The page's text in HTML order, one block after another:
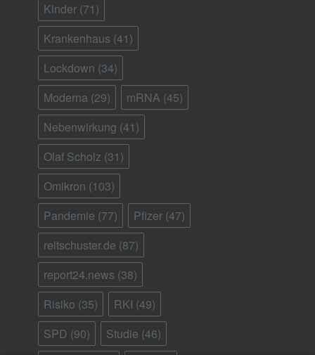
Kinder (71)
Krankenhaus (41)
Lockdown (34)
Moderna (29) mRNA (45)
Nebenwirkung (41)
Olaf Scholz (31)
Omikron (103)
Pandemie (77) Pfizer (47)
reitschuster.de (87)
report24.news (38)
Risiko (35) RKI (49)
SPD (90) Studie (46)